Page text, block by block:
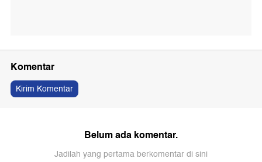
Komentar
Kirim Komentar
Belum ada komentar.
Jadilah yang pertama berkomentar di sini